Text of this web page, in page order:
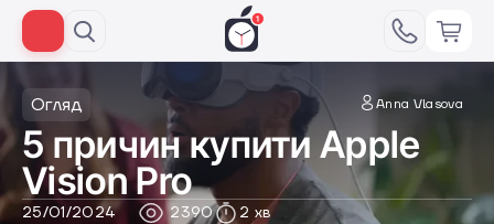
Огляд Anna Vlasova
5 причин купити Apple
Vision Pro
25/01/2024 2390 2 хв